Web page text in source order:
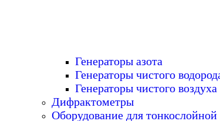
Генераторы азота
Генераторы чистого
Генераторы чистого воздуха
Дифрактометры
Оборудование для